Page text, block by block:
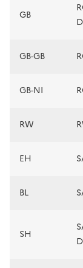
GB
GB-GB
GB-NI
RW
EH
BL
SH